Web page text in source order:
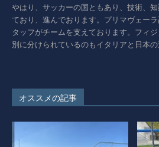
やはり、サッカーの国ともあり、技術、
ており、進んでおります。プリマヴェー
タッフがチームを支えております。フィ
別に分けられているのもイタリアと日本の
オススメの記事